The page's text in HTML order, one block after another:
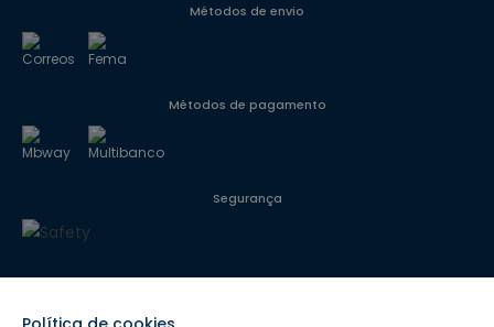
Métodos de envio
Métodos de pagamento
Segurança
Siga-nos